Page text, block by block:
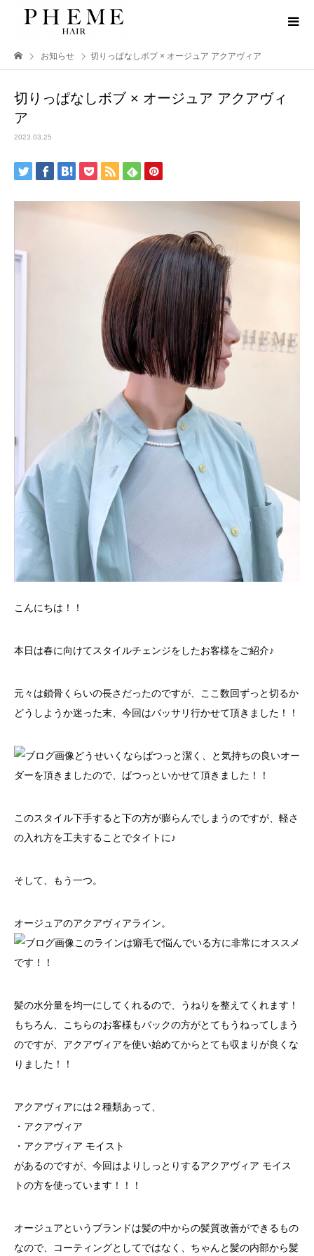
お知らせ 切りっぱなしボブ × オージュア アクアヴィア
切りっぱなしボブ × オージュア アクアヴィ
ア
2023.03.25
こんにちは！！
本日は春に向けてスタイルチェンジをしたお客様をご紹介♪
元々は鎖骨くらいの長さだったのですが、ここ数回ずっと切るか
どうしようか迷った末、今回はバッサリ行かせて頂きました！！
どうせいくならばつっと潔く、と気持ちの良いオー
ダーを頂きましたので、ばつっといかせて頂きました！！
このスタイル下手すると下の方が膨らんでしまうのですが、軽さ
の入れ方を工夫することでタイトに♪
そして、もう一つ。
オージュアのアクアヴィアライン。
このラインは癖毛で悩んでいる方に非常にオススメ
です！！
髪の水分量を均一にしてくれるので、うねりを整えてくれます！
もちろん、こちらのお客様もバックの方がとてもうねってしまう
のですが、アクアヴィアを使い始めてからとても収まりが良くな
りました！！
アクアヴィアには２種類あって、
・アクアヴィア
・アクアヴィア モイスト
があるのですが、今回はよりしっとりするアクアヴィア モイス
トの方を使っています！！！
オージュアというブランドは髪の中からの髪質改善ができるもの
なので、コーティングとしてではなく、ちゃんと髪の内部から髪